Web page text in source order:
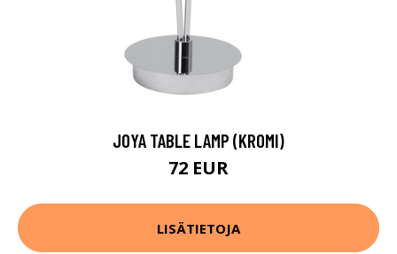
JOYA TABLE LAMP (KROMI)
72 EUR
LISÄTIETOJA